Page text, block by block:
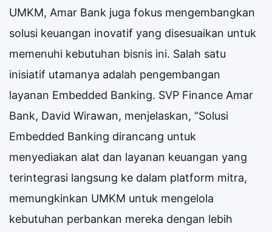
UMKM, Amar Bank juga fokus mengembangkan
solusi keuangan inovatif yang disesuaikan untuk
memenuhi kebutuhan bisnis ini. Salah satu
inisiatif utamanya adalah pengembangan
layanan Embedded Banking. SVP Finance Amar
Bank, David Wirawan, menjelaskan, “Solusi
Embedded Banking dirancang untuk
menyediakan alat dan layanan keuangan yang
terintegrasi langsung ke dalam platform mitra,
memungkinkan UMKM untuk mengelola
kebutuhan perbankan mereka dengan lebih